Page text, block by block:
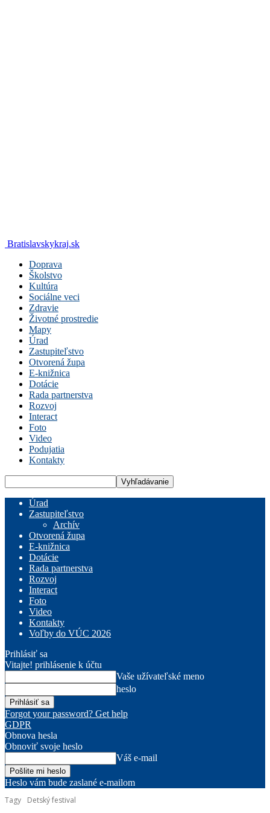
Bratislavskykraj.sk
Doprava
Školstvo
Kultúra
Sociálne veci
Zdravie
Životné prostredie
Mapy
Úrad
Zastupiteľstvo
Otvorená župa
E-knižnica
Dotácie
Rada partnerstva
Rozvoj
Interact
Foto
Video
Podujatia
Kontakty
Úrad
Zastupiteľstvo
Archív
Otvorená župa
E-knižnica
Dotácie
Rada partnerstva
Rozvoj
Interact
Foto
Video
Kontakty
Voľby do VÚC 2026
Prihlásiť sa
Vitajte! prihlásenie k účtu
Vaše užívateľské meno
heslo
Forgot your password? Get help
GDPR
Obnova hesla
Obnoviť svoje heslo
Váš e-mail
Heslo vám bude zaslané e-mailom
Tagy
Detský festival